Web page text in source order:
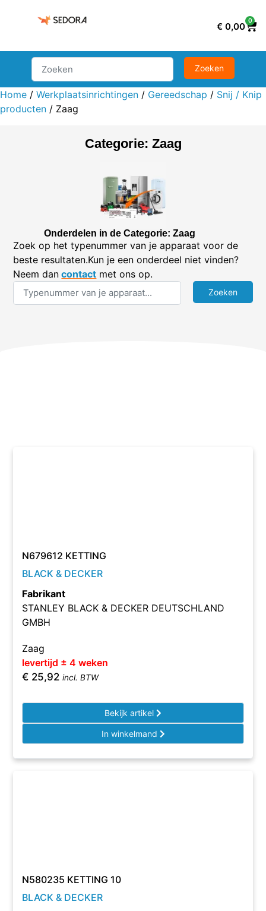
€ 0,00
0
Home / Werkplaatsinrichtingen / Gereedschap / Snij / Knip
producten / Zaag
Categorie: Zaag
Onderdelen in de Categorie: Zaag
Zoek op het typenummer van je apparaat voor de
beste resultaten.Kun je een onderdeel niet vinden?
Neem dan contact met ons op.
N679612 KETTING
BLACK & DECKER
Fabrikant
STANLEY BLACK & DECKER DEUTSCHLAND
GMBH
Zaag
levertijd ± 4 weken
€ 25,92 incl. BTW
Bekijk artikel
In winkelmand
N580235 KETTING 10
BLACK & DECKER